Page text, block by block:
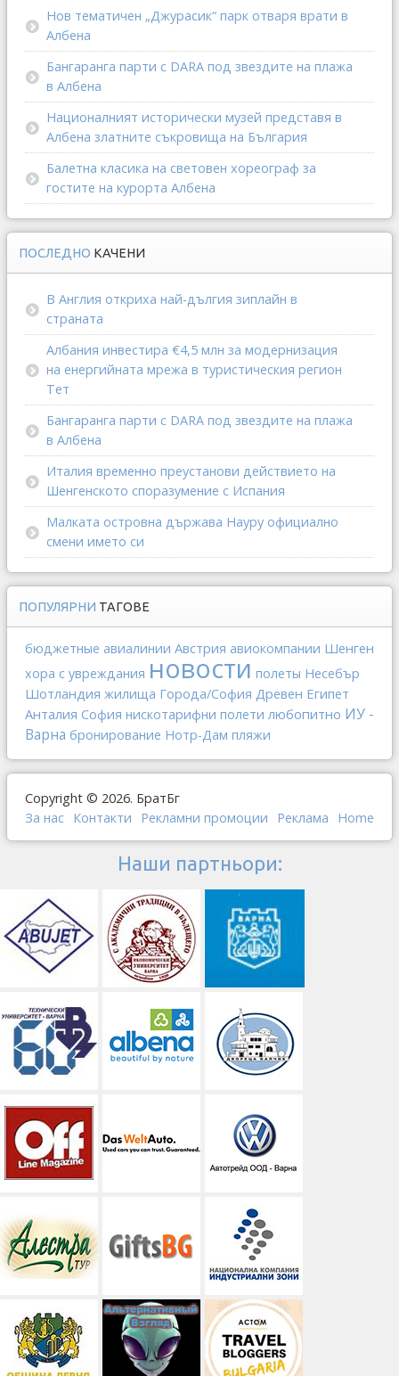
Нов тематичен „Джурасик“ парк отваря врати в
Албена
Бангаранга парти с DARA под звездите на плажа
в Албена
Националният исторически музей представя в
Албена златните съкровища на България
Балетна класика на световен хореограф за
гостите на курорта Албена
ПОСЛЕДНО КАЧЕНИ
В Англия откриха най-дългия зиплайн в
страната
Албания инвестира €4,5 млн за модернизация
на енергийната мрежа в туристическия регион
Тет
Бангаранга парти с DARA под звездите на плажа
в Албена
Италия временно преустанови действието на
Шенгенското споразумение с Испания
Малката островна държава Науру официално
смени името си
ПОПУЛЯРНИ ТАГОВЕ
бюджетные авиалинии Австрия авиокомпании Шенген
хора с увреждания новости полеты Несебър
Шотландия жилища Города/София Древен Египет
Анталия София нискотарифни полети любопитно ИУ -
Варна бронирование Нотр-Дам пляжи
Copyright © 2026. БратБг
За нас Контакти Рекламни промоции Реклама Home
Наши партньори: